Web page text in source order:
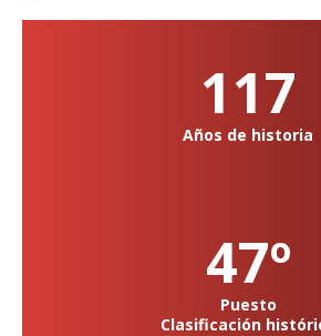
117
Años de historia
47º
Puesto
Clasificación